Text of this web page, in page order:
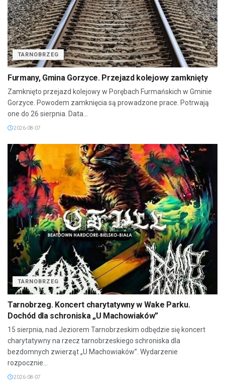
TARNOBRZEG
Furmany, Gmina Gorzyce. Przejazd kolejowy zamknięty
Zamknięto przejazd kolejowy w Porębach Furmańskich w Gminie
Gorzyce. Powodem zamknięcia są prowadzone prace. Potrwają
one do 26 sierpnia. Data...
2026-08-07
TARNOBRZEG
Tarnobrzeg. Koncert charytatywny w Wake Parku.
Dochód dla schroniska „U Machowiaków”
15 sierpnia, nad Jeziorem Tarnobrzeskim odbędzie się koncert
charytatywny na rzecz tarnobrzeskiego schroniska dla
bezdomnych zwierząt „U Machowiaków”. Wydarzenie
rozpocznie...
2026-08-07